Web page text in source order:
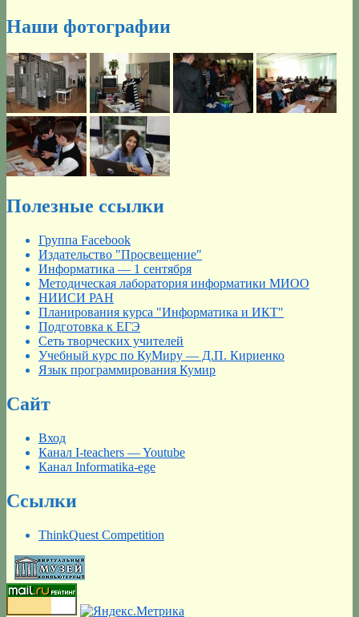
Наши фотографии
Полезные ссылки
Группа Facebook
Издательство "Просвещение"
Информатика — 1 сентября
Методическая лаборатория информатики МИОО
НИИСИ РАН
Планирования курса "Информатика и ИКТ"
Подготовка к ЕГЭ
Сеть творческих учителей
Учебный курс по КуМиру — Д.П. Кириенко
Язык программирования Кумир
Сайт
Вход
Канал I-teachers — Youtube
Канал Informatika-ege
Ссылки
ThinkQuest Competition